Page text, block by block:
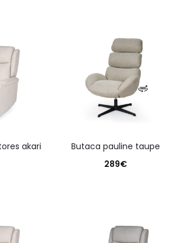
butaca pauline taupe
289€